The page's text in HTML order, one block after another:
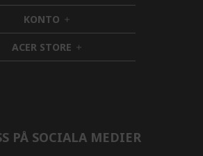
d
e
n
i
d
d
e
n
KONTO h
i
d
d
ACER STORE h
i
PÅ SOCIALA MEDIER